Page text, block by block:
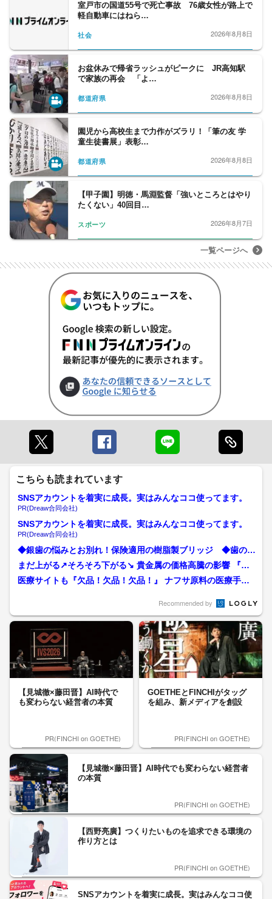
室戸市の国道55号で死亡事故 76歳女性が路上で
軽自動車にはねら…
社会 2026年8月8日
お盆休みで帰省ラッシュがピークに JR高知駅
で家族の再会 「よ…
都道府県 2026年8月8日
園児から高校生まで力作がズラリ！「筆の友 学
童生徒書展」表彰…
都道府県 2026年8月8日
【甲子園】明徳・馬淵監督「強いところとはやり
たくない」40回目…
スポーツ 2026年8月7日
一覧ページへ
こちらも読まれています
SNSアカウントを着実に成長。実はみんなココ使ってます。
PR(Dreaw合同会社)
SNSアカウントを着実に成長。実はみんなココ使ってます。
PR(Dreaw合同会社)
◆銀歯の悩みとお別れ！保険適用の樹脂製ブリッジ ◆歯の詰
め物の水銀リスクとメタル...
まだ上がる↗そろそろ下がる↘ 貴金属の価格高騰の影響 『儲
かる人』の裏に『困る人...
医療サイトも『欠品！欠品！欠品！』 ナフサ原料の医療手袋
Recommended by
【見城徹×藤田晋】AI時代で
も変わらない経営者の本質
PR(FINCHI on GOETHE)
GOETHEとFINCHIがタッグ
を組み、新メディアを創設
PR(FINCHI on GOETHE)
【見城徹×藤田晋】AI時代でも変わらない経営者
の本質
PR(FINCHI on GOETHE)
【西野亮廣】つくりたいものを追求できる環境の
作り方とは
PR(FINCHI on GOETHE)
SNSアカウントを着実に成長。実はみんなココ使